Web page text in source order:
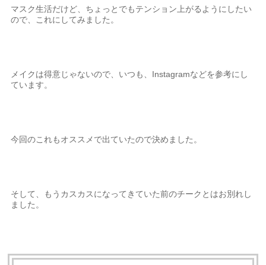
マスク生活だけど、ちょっとでもテンション上がるようにしたい
ので、これにしてみました。
メイクは得意じゃないので、いつも、Instagramなどを参考にし
ています。
今回のこれもオススメで出ていたので決めました。
そして、もうカスカスになってきていた前のチークとはお別れし
ました。